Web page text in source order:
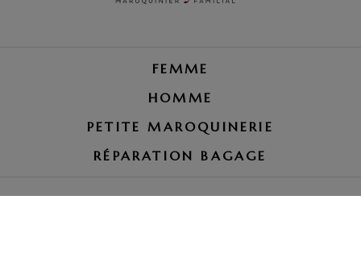
FEMME
HOMME
PETITE MAROQUINERIE
RÉPARATION BAGAGE